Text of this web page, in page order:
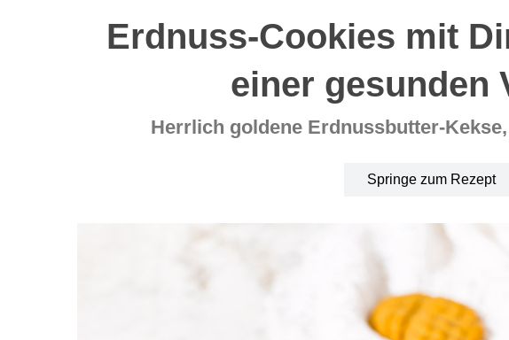
Erdnuss-Cookies mit
einer gesunden
Herrlich goldene Erdnussbutter-
Springe zum Rezept